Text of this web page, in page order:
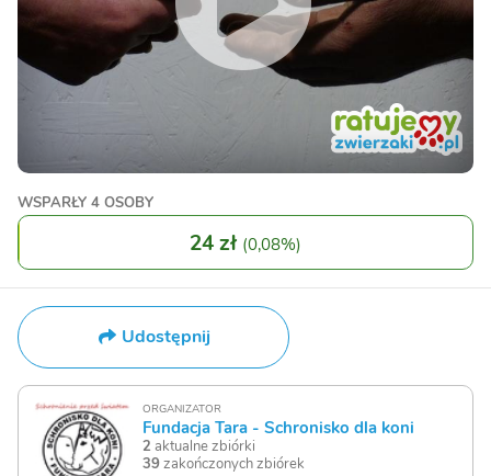
WSPARŁY 4 OSOBY
24 zł (0,08%)
Udostępnij
ORGANIZATOR
Fundacja Tara - Schronisko dla koni
2 aktualne zbiórki
39zakończonych zbiórek